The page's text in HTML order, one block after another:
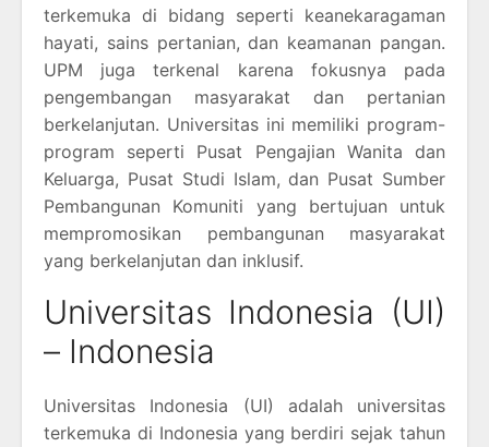
terkemuka di bidang seperti keanekaragaman
hayati, sains pertanian, dan keamanan pangan.
UPM juga terkenal karena fokusnya pada
pengembangan masyarakat dan pertanian
berkelanjutan. Universitas ini memiliki program-
program seperti Pusat Pengajian Wanita dan
Keluarga, Pusat Studi Islam, dan Pusat Sumber
Pembangunan Komuniti yang bertujuan untuk
mempromosikan pembangunan masyarakat
yang berkelanjutan dan inklusif.
Universitas Indonesia (UI)
– Indonesia
Universitas Indonesia (UI) adalah universitas
terkemuka di Indonesia yang berdiri sejak tahun